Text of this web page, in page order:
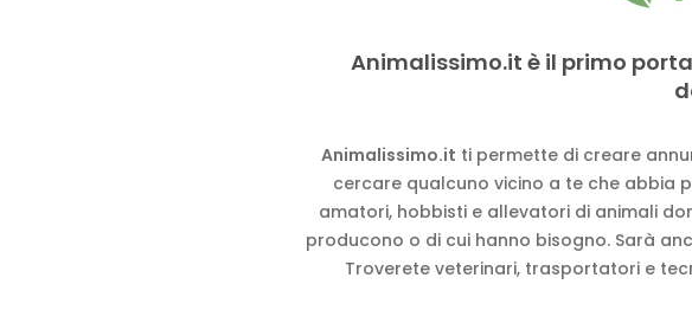
Animalissimo.it è il primo
Animalissimo.it ti permette di creare
cercare qualcuno vicino a te che abbia
amatori, hobbisti e allevatori di animali
producono o di cui hanno bisogno. Sarà
Troverete veterinari, trasportatori e